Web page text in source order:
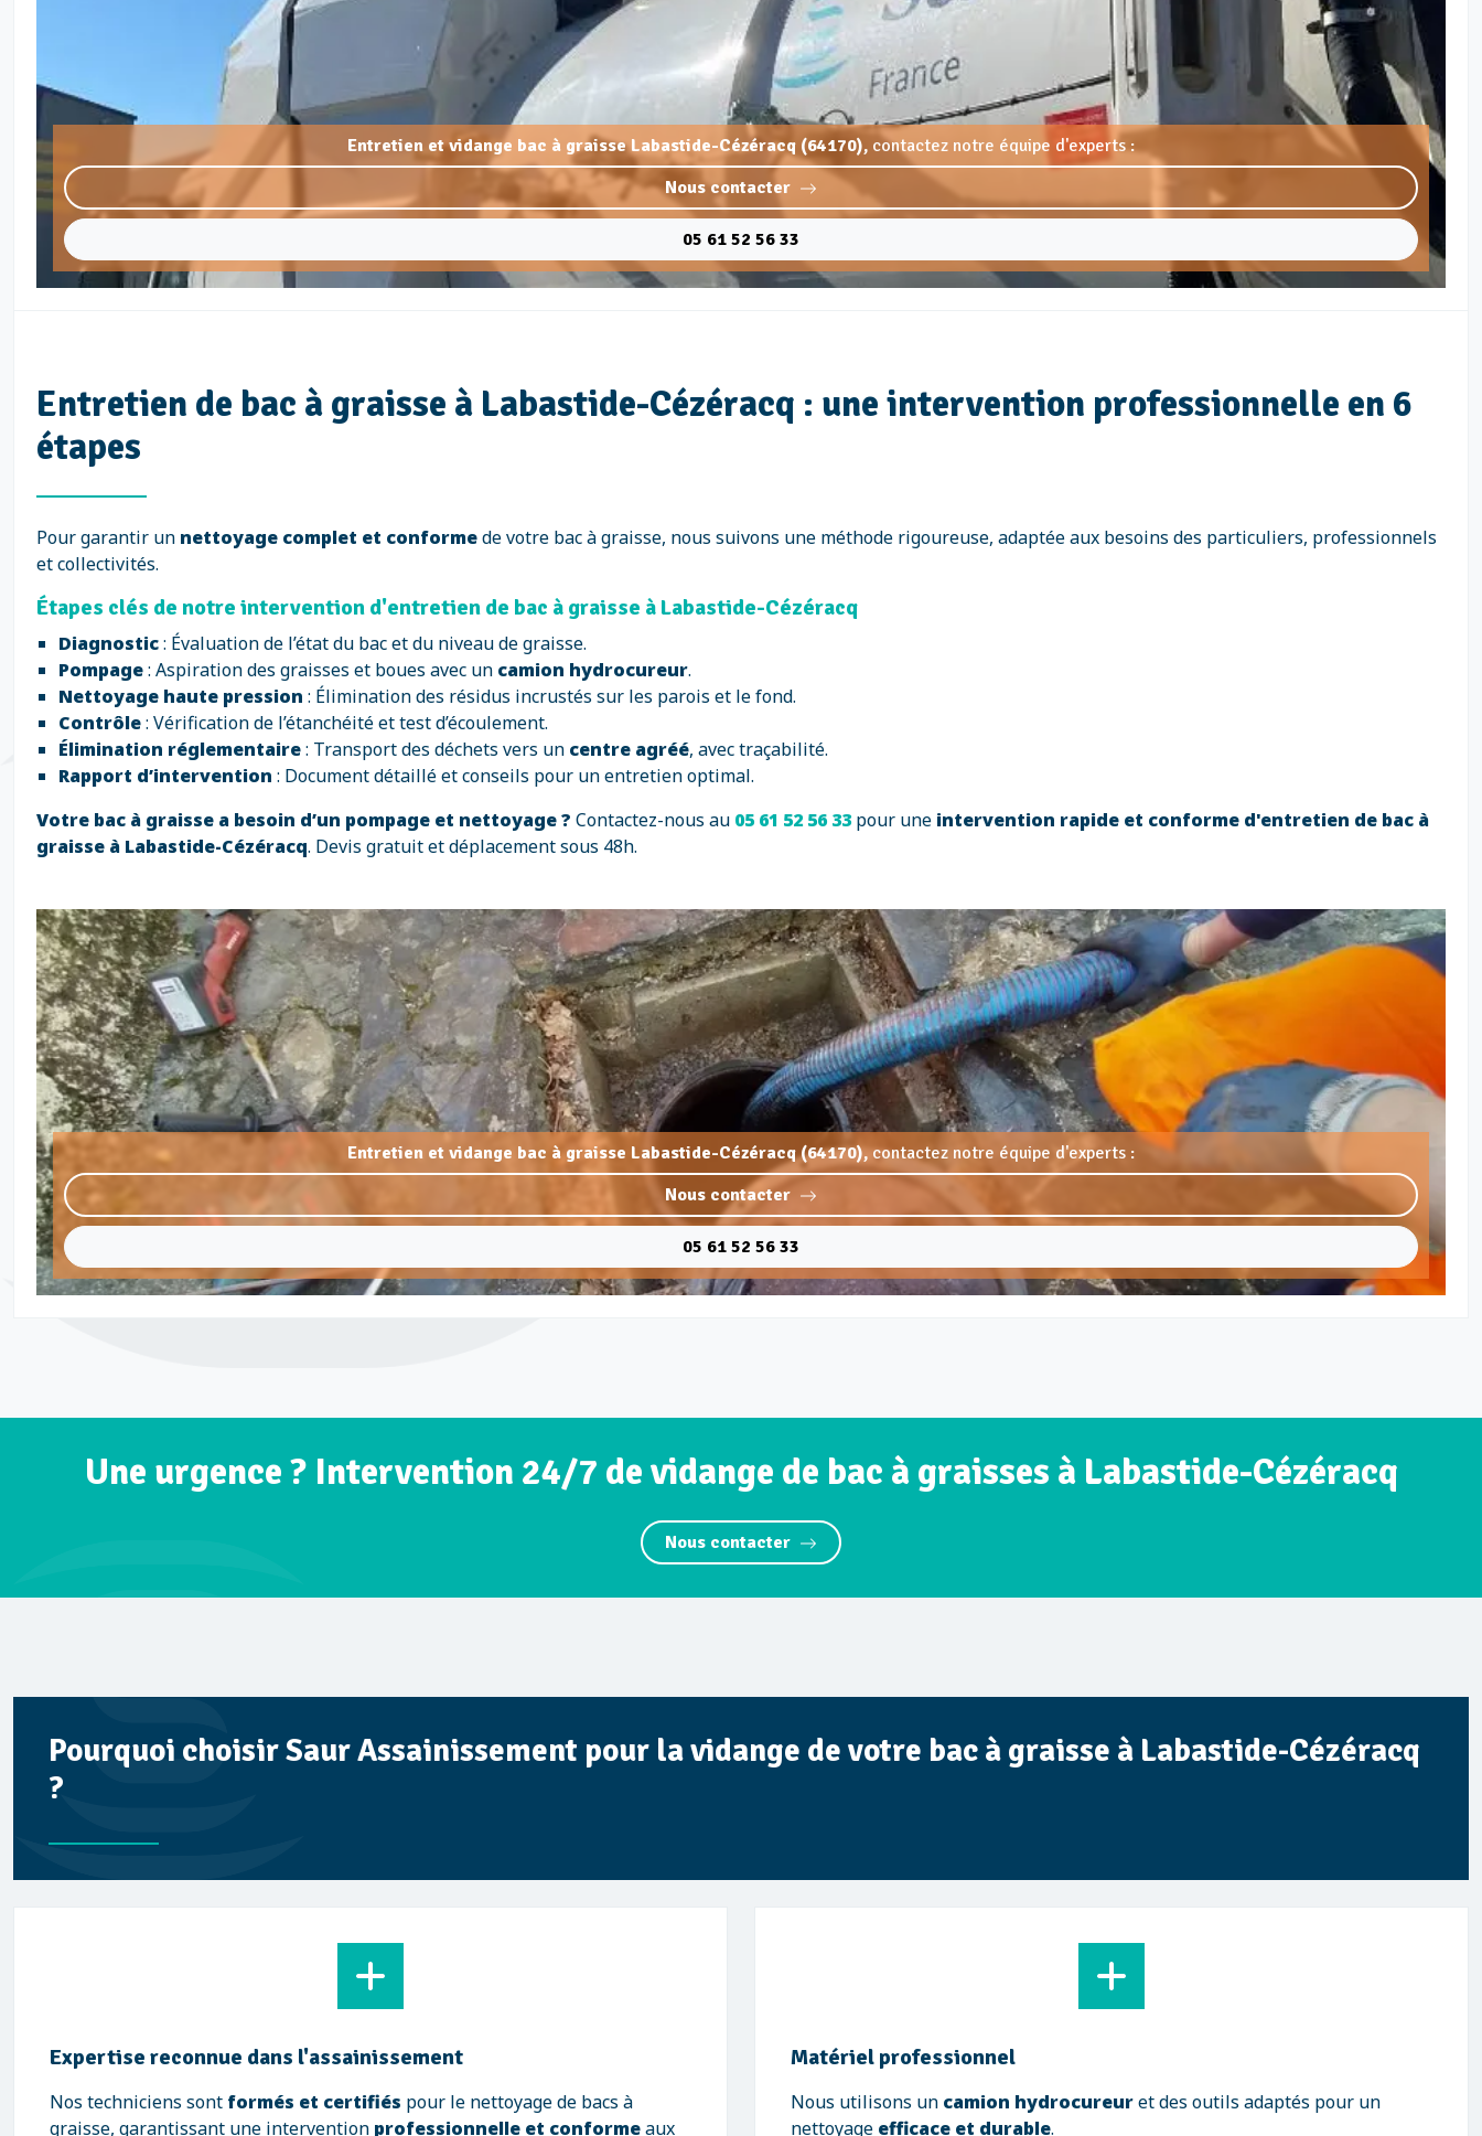
Entretien et vidange bac à graisse Labastide-Cézéracq (64170), contactez notre équipe d'experts :
Nous contacter
05 61 52 56 33
Entretien de bac à graisse à Labastide-Cézéracq : une intervention professionnelle en 6
étapes
Pour garantir un nettoyage complet et conformede votre bac à graisse, nous suivons une méthode rigoureuse, adaptée aux besoins des particuliers, professionnels
et collectivités.
Étapes clés de notre intervention d'entretien de bac à graisse à Labastide-Cézéracq
Diagnostic: Évaluation de l’état du bac et du niveau de graisse.
Pompage: Aspiration des graisses et boues avec un camion hydrocureur.
Nettoyage haute pression : Élimination des résidus incrustés sur les parois et le fond.
Contrôle: Vérification de l’étanchéité et test d’écoulement.
Élimination réglementaire: Transport des déchets vers un centre agréé, avec traçabilité.
Rapport d’intervention : Document détaillé et conseils pour un entretien optimal.
Votre bac à graisse a besoin d’un pompage et nettoyage ? Contactez-nous au 05 61 52 56 33 pour une intervention rapide et conforme d'entretien de bac à
graisse à Labastide-Cézéracq. Devis gratuit et déplacement sous 48h.
Entretien et vidange bac à graisse Labastide-Cézéracq (64170),contactez notre équipe d'experts :
Nous contacter
05 61 52 56 33
Une urgence ? Intervention 24/7 de vidange de bac à graisses à Labastide-Cézéracq
Nous contacter
Pourquoi choisir Saur Assainissement pour la vidange de votre bac à graisse à Labastide-Cézéracq
?
Expertise reconnue dans l'assainissement
Nos techniciens sont formés et certifiés pour le nettoyage de bacs à
graisse, garantissant une intervention professionnelle et conformeaux
Matériel professionnel
Nous utilisons un camion hydrocureuret des outils adaptés pour un
nettoyage efficace et durable.